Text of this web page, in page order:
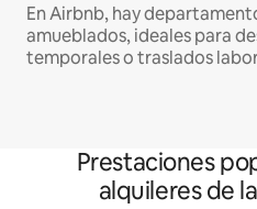
En Airbnb, hay
amueblados, ideales para
temporales o traslados
Prestaciones
alquileres de